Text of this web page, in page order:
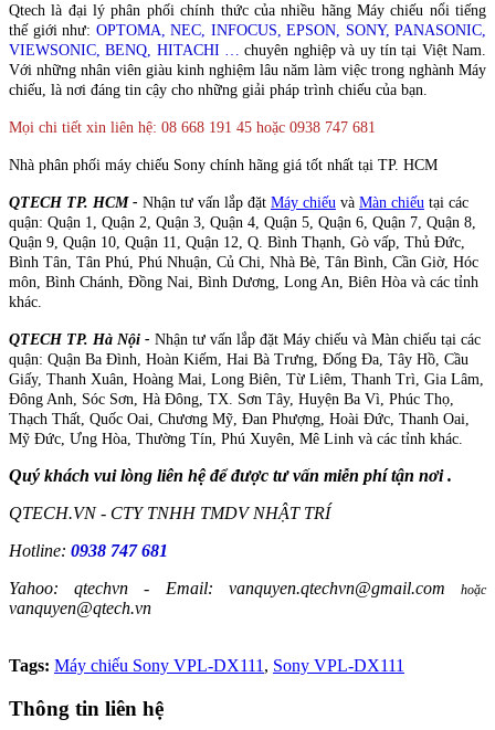
Qtech là đại lý phân phối chính thức của nhiều hãng Máy chiếu nổi tiếng
thế giới như: OPTOMA, NEC, INFOCUS, EPSON, SONY, PANASONIC,
VIEWSONIC, BENQ, HITACHI …
chuyên nghiệp và uy tín tại Việt Nam.
Với những nhân viên giàu kinh nghiệm lâu năm làm việc trong nghành Máy
chiếu, là nơi đáng tin cậy cho những giải pháp trình chiếu của bạn.
Mọi chi tiết xin liên hệ: 08 668 191 45 hoặc 0938 747 681
Nhà phân phối máy chiếu Sony chính hãng giá tốt nhất tại TP. HCM
QTECH TP. HCM - Nhận tư vấn lắp đặt Máy chiếu và Màn chiếu tại các
quận: Quận 1, Quận 2, Quận 3, Quận 4, Quận 5, Quận 6, Quận 7, Quận 8,
Quận 9, Quận 10, Quận 11, Quận 12, Q. Bình Thạnh, Gò vấp, Thủ Đức,
Bình Tân, Tân Phú, Phú Nhuận, Củ Chi, Nhà Bè, Tân Bình, Cần Giờ, Hóc
môn, Bình Chánh, Đồng Nai, Bình Dương, Long An, Biên Hòa và các tỉnh
khác.
QTECH TP. Hà Nội - Nhận tư vấn lắp đặt Máy chiếu và Màn chiếu tại các
quận: Quận Ba Đình, Hoàn Kiếm, Hai Bà Trưng, Đống Đa, Tây Hồ, Cầu
Giấy, Thanh Xuân, Hoàng Mai, Long Biên, Từ Liêm, Thanh Trì, Gia Lâm,
Đông Anh, Sóc Sơn, Hà Đông, TX. Sơn Tây, Huyện Ba Vì, Phúc Thọ,
Thạch Thất, Quốc Oai, Chương Mỹ, Đan Phượng, Hoài Đức, Thanh Oai,
Mỹ Đức, Ưng Hòa, Thường Tín, Phú Xuyên, Mê Linh và các tỉnh khác.
Quý khách vui lòng liên hệ để được tư vấn miễn phí tận nơi .
QTECH.VN - CTY TNHH TMDV NHẬT TRÍ
Hotline: 0938 747 681
Yahoo: qtechvn - Email: vanquyen.qtechvn@gmail.com
hoặc
vanquyen@qtech.vn
Tags: Máy chiếu Sony VPL-DX111 , Sony VPL-DX111
Thông tin liên hệ